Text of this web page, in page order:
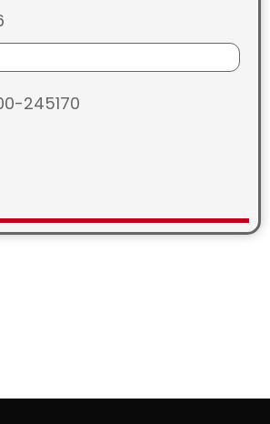
245170